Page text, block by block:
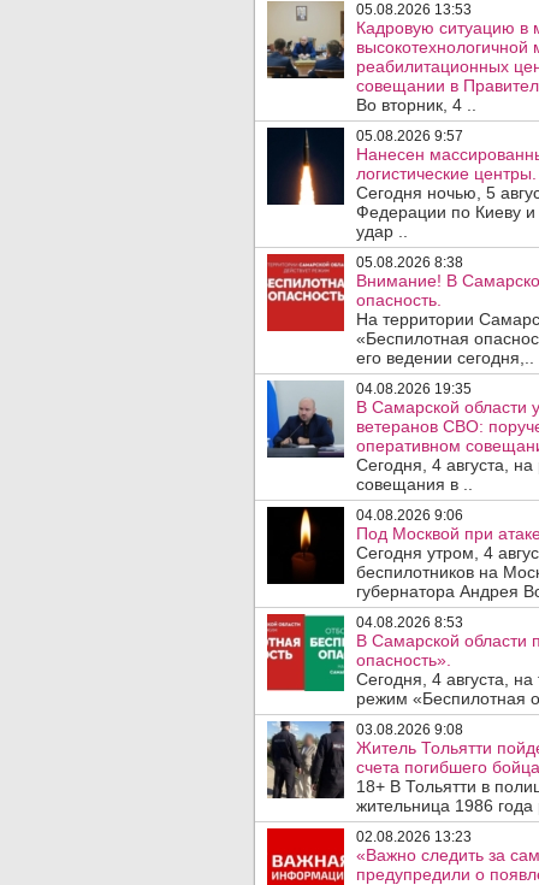
05.08.2026 13:53
Кадровую ситуацию в
реабилитационных
совещании в
Во вторник, 4 ..
05.08.2026 9:57
Нанесен
логистические центры.
Сегодня ночью, 5
Федерации по Киеву и
удар ..
05.08.2026 8:38
Внимание! В
опасность.
На территории
«Беспилотная
его ведении сегодня,..
04.08.2026 19:35
В Самарской области
ветеранов СВО:
оперативном
Сегодня, 4 августа,
совещания в ..
04.08.2026 9:06
Под Москвой при
Сегодня утром, 4
беспилотников на
губернатора Андрея
04.08.2026 8:53
В Самарской области
опасность».
Сегодня, 4 августа,
режим «Беспилотная
03.08.2026 9:08
Житель Тольятти
счета погибшего
18+ В Тольятти в
жительница 1986
02.08.2026 13:23
«Важно следить за
предупредили о